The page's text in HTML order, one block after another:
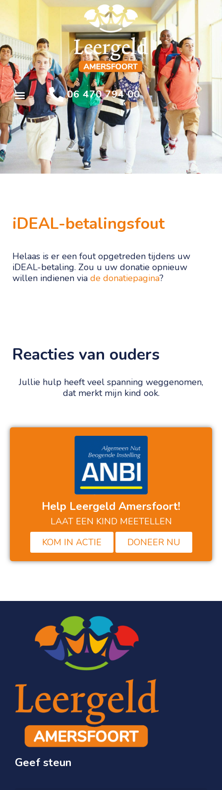
06 470 794 00
iDEAL-betalingsfout
Helaas is er een fout opgetreden tijdens uw
iDEAL-betaling. Zou u uw donatie opnieuw
willen indienen via de donatiepagina?
Reacties van ouders
Jullie hulp heeft veel spanning weggenomen,
dat merkt mijn kind ook.
Help Leergeld Amersfoort!
LAAT EEN KIND MEETELLEN
KOM IN ACTIE
DONEER NU
Geef steun